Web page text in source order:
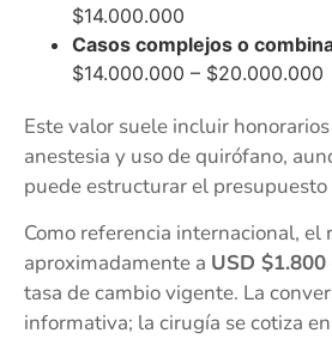
$14.000.000
Casos complejos o
$14.000.000 – $20.000.000
Este valor suele incluir
anestesia y uso de quirófano,
puede estructurar el
Como referencia internacional, el
aproximadamente a USD
tasa de cambio vigente. La
informativa; la cirugía se cotiza